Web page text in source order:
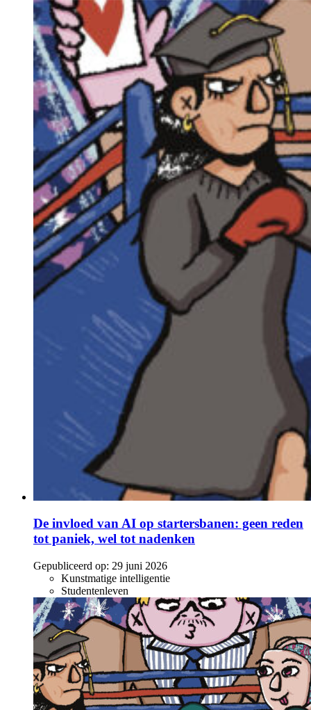
De invloed van AI op startersbanen: geen reden
tot paniek, wel tot nadenken
Gepubliceerd op: 29 juni 2026
Kunstmatige intelligentie
Studentenleven